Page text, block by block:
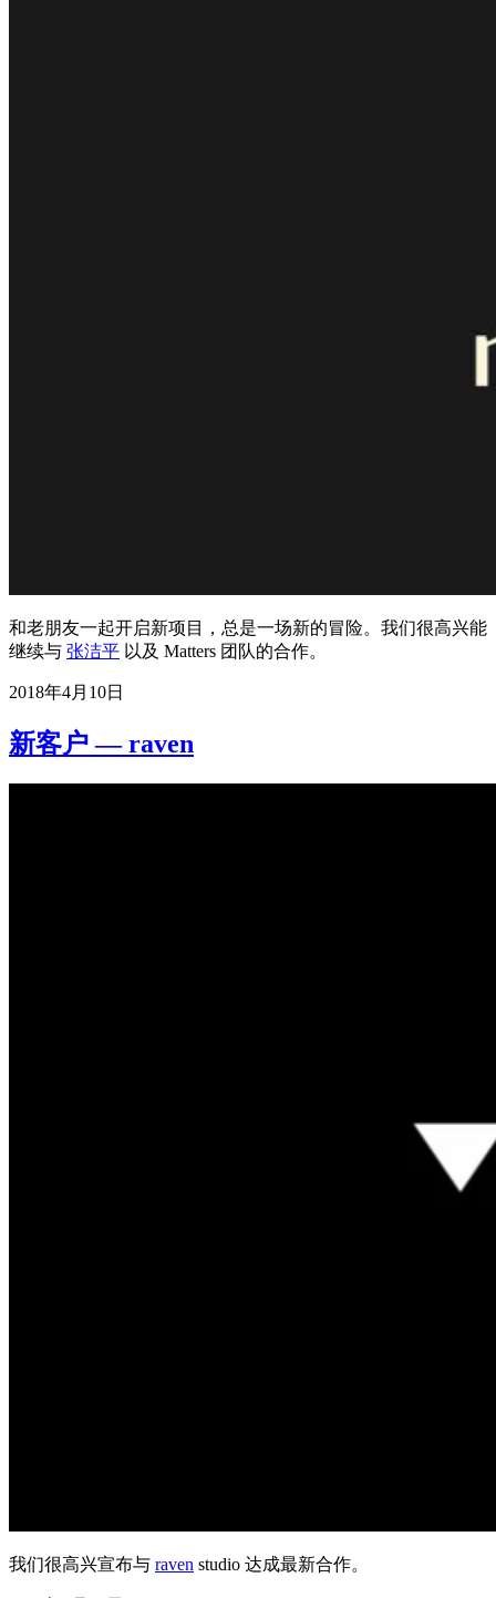
和老朋友一起开启新项目，总是一场新的冒险。我们很高兴能
继续与 张洁平 以及 Matters 团队的合作。
2018年4月10日
新客户 — raven
我们很高兴宣布与 raven studio 达成最新合作。